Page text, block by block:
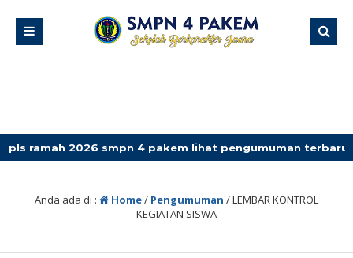
smpn 4 pakem lihat pengumuman terbaru
Anda ada di : Home/ Pengumuman /LEMBAR KONTROL
KEGIATAN SISWA